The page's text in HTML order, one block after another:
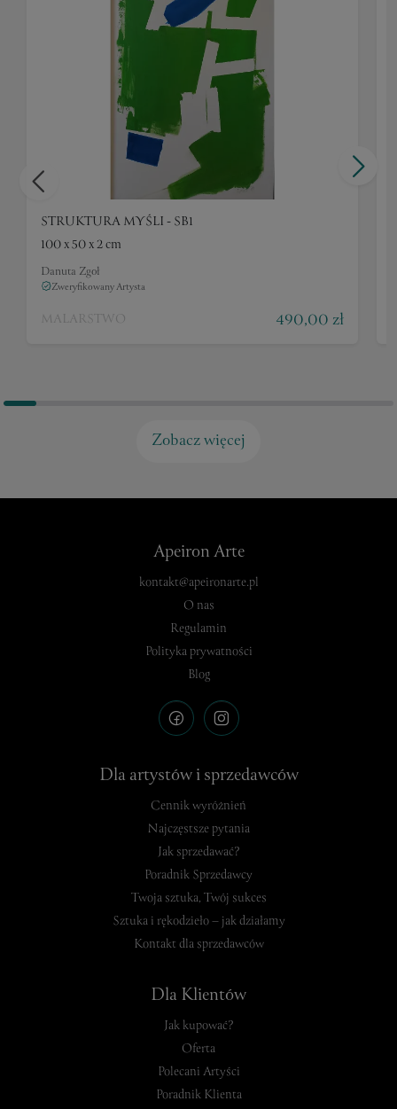
STRUKTURA MYŚLI - SB1
100 x 50 x 2 cm
Danuta Zgoł
Zweryfikowany Artysta
MALARSTWO 490,00 zł
Zobacz więcej
Apeiron Arte
kontakt@apeironarte.pl
O nas
Regulamin
Polityka prywatności
Blog
Dla artystów i sprzedawców
Cennik wyróżnień
Najczęstsze pytania
Jak sprzedawać?
Poradnik Sprzedawcy
Twoja sztuka, Twój sukces
Sztuka i rękodzieło – jak działamy
Kontakt dla sprzedawców
Dla Klientów
Jak kupować?
Oferta
Polecani Artyści
Poradnik Klienta